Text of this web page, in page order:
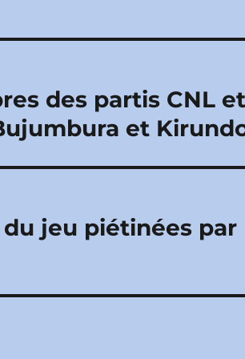
des partis CNL
et
jeu piétinées par